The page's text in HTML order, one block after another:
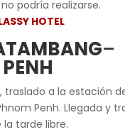
podría realizarse.
HOTEL
–
traslado a la estación
Penh. Llegada y
la tarde libre.